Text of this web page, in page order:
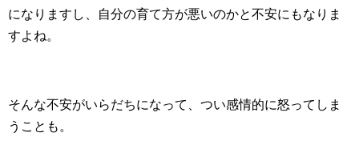
になりますし、自分の育て方が悪いのかと不安にもなりま
すよね。
そんな不安がいらだちになって、つい感情的に怒ってしま
うことも。